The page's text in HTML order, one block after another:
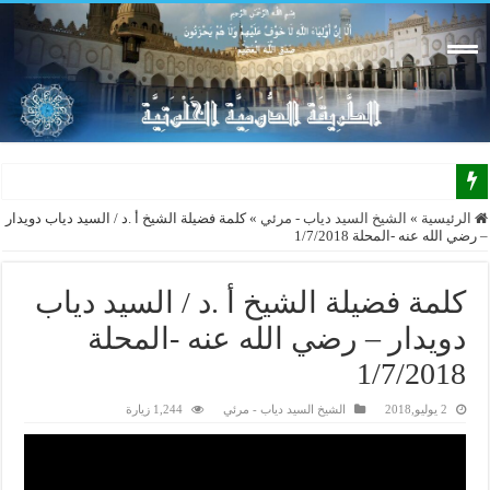
الرئيسية » الشيخ السيد دياب - مرئي » كلمة فضيلة الشيخ أ .د / السيد دياب دويدار
– رضي الله عنه -المحلة 1/7/2018
كلمة فضيلة الشيخ أ .د / السيد دياب
دويدار – رضي الله عنه -المحلة
1/7/2018
2 يوليو,2018 الشيخ السيد دياب - مرئي 1,244 زيارة